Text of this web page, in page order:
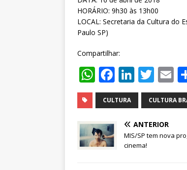
HORÁRIO: 9h30 às 13h00
LOCAL: Secretaria da Cultura do
Paulo SP)
Compartilhar:
W
h
at
s
A
p
F
a
c
b
o
Li
n
k
e
dI
n
T
w
it
te
r
E
ai
CULTURA CULTURA
ANTERIOR
MIS/SP tem nova
cinema!